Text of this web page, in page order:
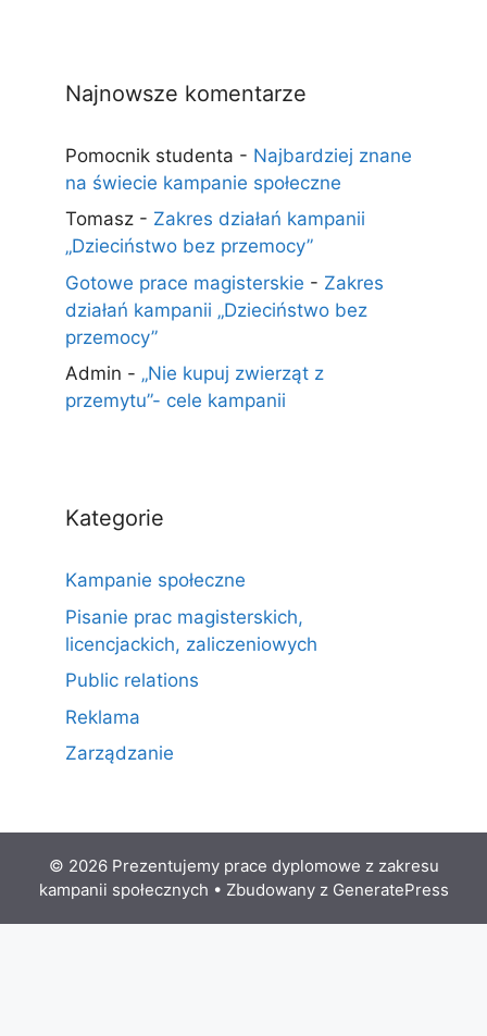
Najnowsze komentarze
Pomocnik studenta - Najbardziej znane
na świecie kampanie społeczne
Tomasz - Zakres działań kampanii
„Dzieciństwo bez przemocy”
Gotowe prace magisterskie - Zakres
działań kampanii „Dzieciństwo bez
przemocy”
Admin - „Nie kupuj zwierząt z
przemytu”- cele kampanii
Kategorie
Kampanie społeczne
Pisanie prac magisterskich,
licencjackich, zaliczeniowych
Public relations
Reklama
Zarządzanie
© 2026 Prezentujemy prace dyplomowe z zakresu
kampanii społecznych • Zbudowany z GeneratePress